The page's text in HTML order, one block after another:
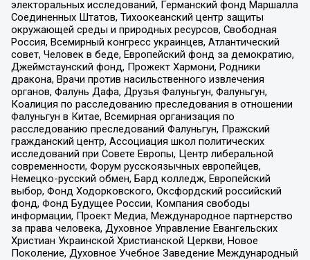
электоральных исследований, Германский фонд Маршалла
Соединенных Штатов, Тихоокеанский центр защиты
окружающей среды и природных ресурсов, Свободная
Россия, Всемирный конгресс украинцев, Атлантический
совет, Человек в беде, Европейский фонд за демократию,
Джеймстаунский фонд, Прожект Хармони, Родники
дракона, Врачи против насильственного извлечения
органов, Фалунь Дафа, Друзья Фалуньгун, Фалуньгун,
Коалиция по расследованию преследования в отношении
Фалуньгун в Китае, Всемирная организация по
расследованию преследований Фалуньгун, Пражский
гражданский центр, Ассоциация школ политических
исследований при Совете Европы, Центр либеральной
современности, Форум русскоязычных европейцев,
Немецко-русский обмен, Бард колледж, Европейский
выбор, Фонд Ходорковского, Оксфордский российский
фонд, Фонд Будущее России, Компания свободы
информации, Проект Медиа, Международное партнерство
за права человека, Духовное Управление Евангельских
Христиан Украинской Христианской Церкви, Новое
Поколение, Духовное Учебное Заведение Международный